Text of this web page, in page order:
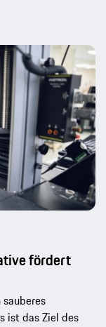
fördert
ist das Ziel des